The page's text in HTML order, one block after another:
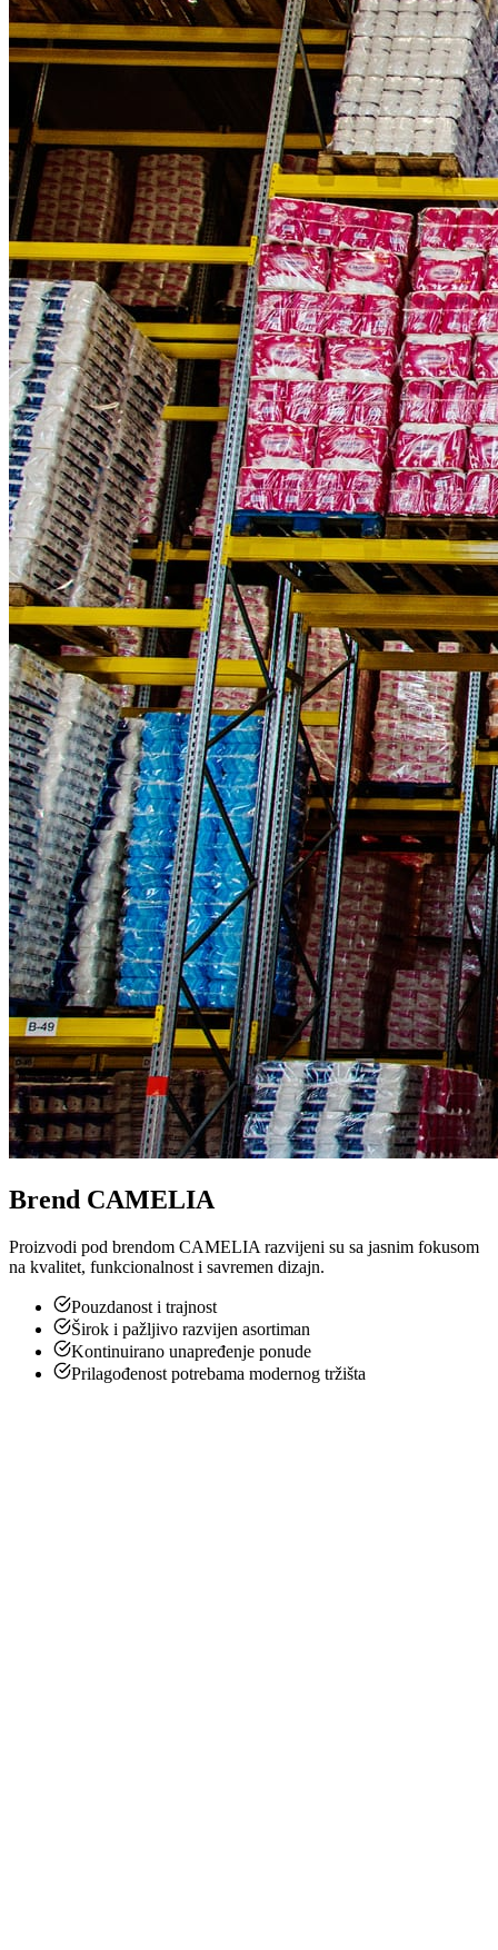
Brend CAMELIA
Proizvodi pod brendom CAMELIA razvijeni su sa jasnim fokusom
na kvalitet, funkcionalnost i savremen dizajn.
Pouzdanost i trajnost
Širok i pažljivo razvijen asortiman
Kontinuirano unapređenje ponude
Prilagođenost potrebama modernog tržišta